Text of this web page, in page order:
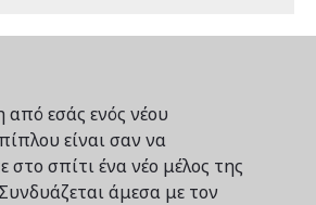
εσάς ενός νέου
είναι σαν να
στο σπίτι ένα νέο μέλος της
Συνδυάζεται άμεσα με τον